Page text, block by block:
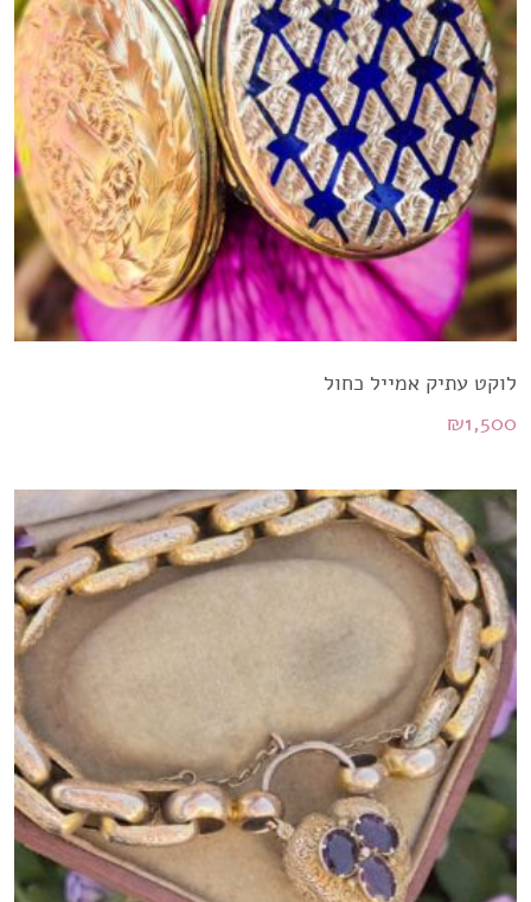
לוקט עתיק אמייל כחול
₪1,500